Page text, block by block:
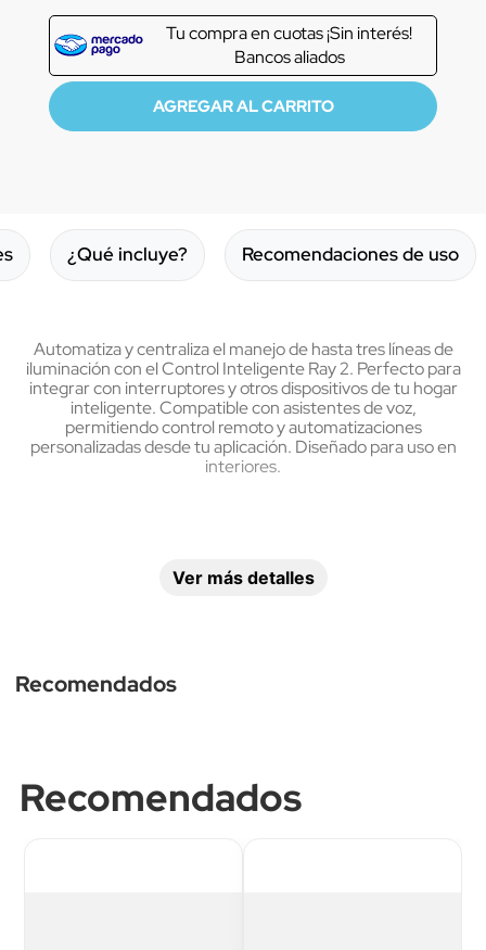
Tu compra encuotas ¡Sin interés!
Bancos aliados
¿Qué incluye? Recomendaciones de uso
Automatiza y centraliza el manejo de hasta tres líneas de
iluminación con el Control Inteligente Ray 2. Perfecto para
integrar con interruptores y otros dispositivos de tu hogar
inteligente. Compatible con asistentes de voz,
permitiendo control remoto y automatizaciones
personalizadas desde tu aplicación. Diseñado para uso en
interiores.
Ver más detalles
Recomendados
Recomendados